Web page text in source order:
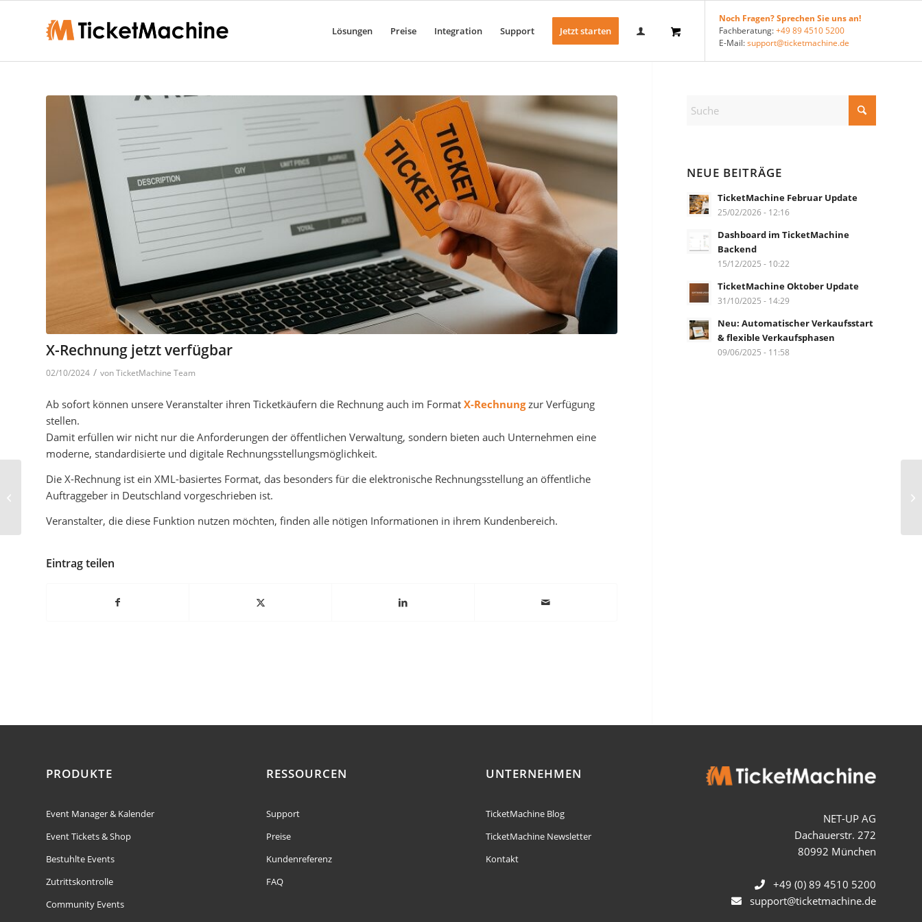
Lösungen Preise Integration Support Jetzt starten
Noch Fragen? Sprechen Sie uns an!
Fachberatung:+49 89 4510 5200
E-Mail:support@ticketmachine.de
X-Rechnung jetzt verfügbar
02/10/2024 / vonTicketMachine Team
Ab sofort können unsere Veranstalter ihren Ticketkäufern die Rechnung auch im Format X-Rechnungzur Verfügung
stellen.
Damit erfüllen wir nicht nur die Anforderungen der öffentlichen Verwaltung, sondern bieten auch Unternehmen eine
moderne, standardisierte und digitale Rechnungsstellungsmöglichkeit.
Die X-Rechnung ist ein XML-basiertes Format, das besonders für die elektronische Rechnungsstellung an öffentliche
Auftraggeber in Deutschland vorgeschrieben ist.
Veranstalter, die diese Funktion nutzen möchten, finden alle nötigen Informationen in ihrem Kundenbereich.
Eintrag teilen
NEUE BEITRÄGE
TicketMachine Februar Update
25/02/2026 - 12:16
Dashboard im TicketMachine
Backend
15/12/2025 - 10:22
TicketMachine Oktober Update
31/10/2025 - 14:29
Neu: Automatischer Verkaufsstart
& flexible Verkaufsphasen
09/06/2025 - 11:58
PRODUKTE
Event Manager & Kalender
Event Tickets & Shop
Bestuhlte Events
Zutrittskontrolle
Community Events
RESSOURCEN
Support
Preise
Kundenreferenz
FAQ
UNTERNEHMEN
TicketMachine Blog
TicketMachine Newsletter
Kontakt
NET-UP AG
Dachauerstr. 272
80992 München
+49 (0) 89 4510 5200
support@ticketmachine.de
Eigene Nummernkreise
für Ticket- und